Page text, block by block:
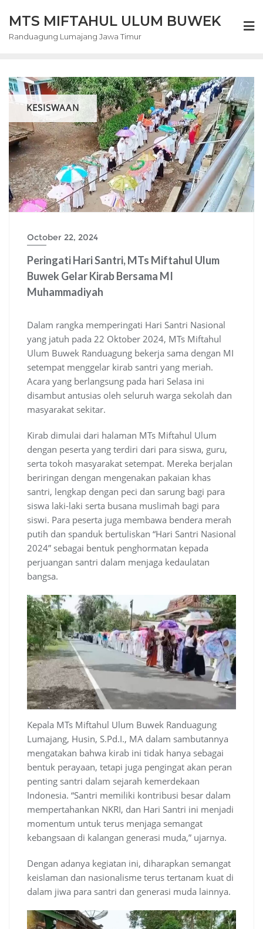
content
MTS MIFTAHUL ULUM BUWEK
Randuagung Lumajang Jawa Timur
KESISWAAN
October 22, 2024
Peringati Hari Santri, MTs Miftahul Ulum
Buwek Gelar Kirab Bersama MI
Muhammadiyah
Dalam rangka memperingati Hari Santri Nasional
yang jatuh pada 22 Oktober 2024, MTs Miftahul
Ulum Buwek Randuagung bekerja sama dengan MI
setempat menggelar kirab santri yang meriah.
Acara yang berlangsung pada hari Selasa ini
disambut antusias oleh seluruh warga sekolah dan
masyarakat sekitar.
Kirab dimulai dari halaman MTs Miftahul Ulum
dengan peserta yang terdiri dari para siswa, guru,
serta tokoh masyarakat setempat. Mereka berjalan
beriringan dengan mengenakan pakaian khas
santri, lengkap dengan peci dan sarung bagi para
siswa laki-laki serta busana muslimah bagi para
siswi. Para peserta juga membawa bendera merah
putih dan spanduk bertuliskan “Hari Santri Nasional
2024” sebagai bentuk penghormatan kepada
perjuangan santri dalam menjaga kedaulatan
bangsa.
Kepala MTs Miftahul Ulum Buwek Randuagung
Lumajang, Husin, S.Pd.I., MA dalam sambutannya
mengatakan bahwa kirab ini tidak hanya sebagai
bentuk perayaan, tetapi juga pengingat akan peran
penting santri dalam sejarah kemerdekaan
Indonesia. “Santri memiliki kontribusi besar dalam
mempertahankan NKRI, dan Hari Santri ini menjadi
momentum untuk terus menjaga semangat
kebangsaan di kalangan generasi muda,” ujarnya.
Dengan adanya kegiatan ini, diharapkan semangat
keislaman dan nasionalisme terus tertanam kuat di
dalam jiwa para santri dan generasi muda lainnya.